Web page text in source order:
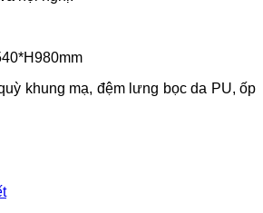
khung mạ, đệm lưng bọc da PU, ốp